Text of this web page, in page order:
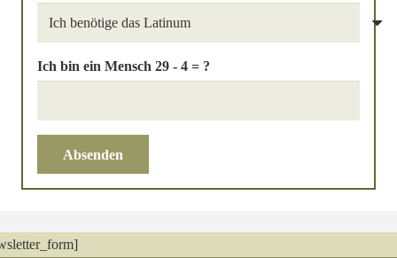
Ich bin ein Mensch 29 - 4 = ?
Absenden